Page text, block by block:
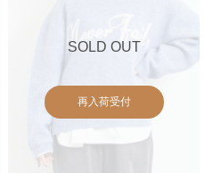
SOLD OUT
再入荷受付